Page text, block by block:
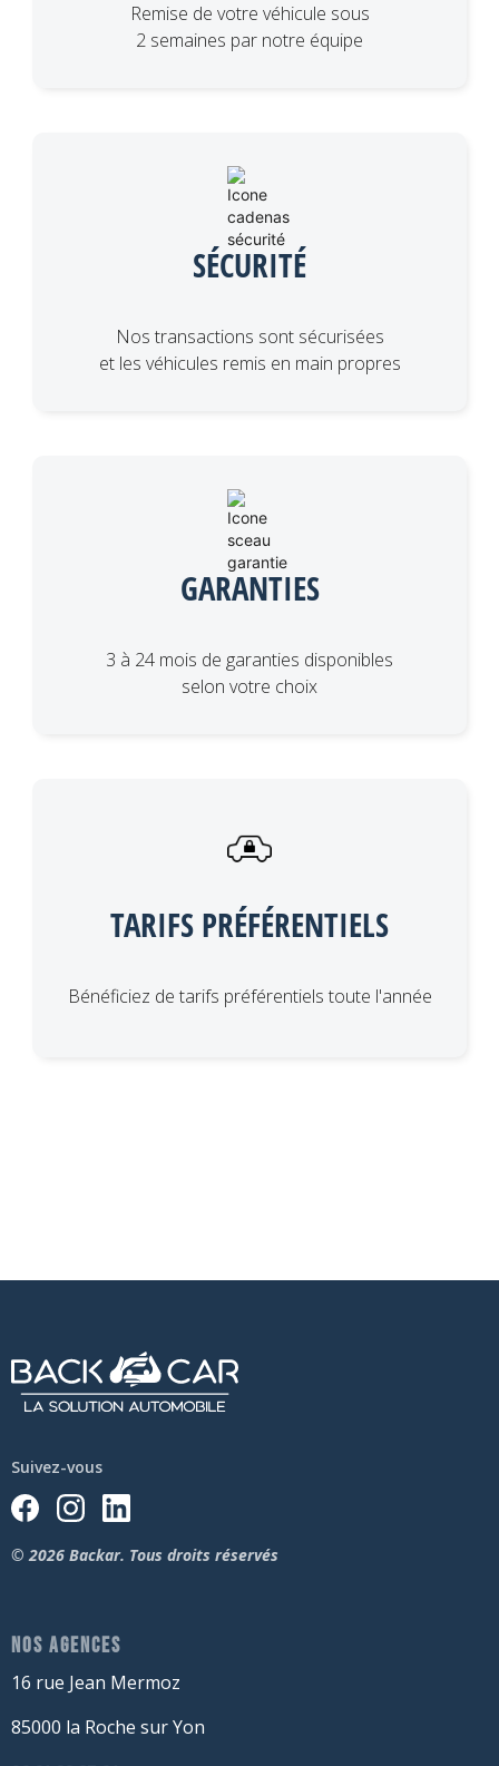
Remise de votre véhicule sous
2 semaines par notre équipe
SÉCURITÉ
Nos transactions sont sécurisées
et les véhicules remis en main propres
GARANTIES
3 à 24 mois de garanties disponibles
selon votre choix
TARIFS PRÉFÉRENTIELS
Bénéficiez de tarifs préférentiels toute l'année
Suivez-vous
© 2026 Backar. Tous droits réservés
NOS AGENCES
16 rue Jean Mermoz
85000 la Roche sur Yon